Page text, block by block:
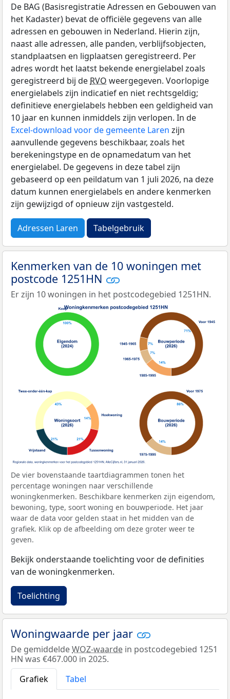
De BAG (Basisregistratie Adressen en Gebouwen van
het Kadaster) bevat de officiële gegevens van alle
adressen en gebouwen in Nederland. Hierin zijn,
naast alle adressen, alle panden, verblijfsobjecten,
standplaatsen en ligplaatsen geregistreerd. Per
adres wordt het laatst bekende energielabel zoals
geregistreerd bij de RVO weergegeven. Voorlopige
energielabels zijn indicatief en niet rechtsgeldig;
definitieve energielabels hebben een geldigheid van
10 jaar en kunnen inmiddels zijn verlopen. In de
Excel-download voor de gemeente Laren zijn
aanvullende gegevens beschikbaar, zoals het
berekeningstype en de opnamedatum van het
energielabel. De gegevens in deze tabel zijn
gebaseerd op een peildatum van 1 juli 2026, na deze
datum kunnen energielabels en andere kenmerken
zijn gewijzigd of opnieuw zijn vastgesteld.
Adressen Laren Tabelgebruik
Kenmerken van de 10 woningen met
postcode 1251HN
Er zijn 10 woningen in het postcodegebied 1251HN.
De vier bovenstaande taartdiagrammen tonen het
percentage woningen naar verschillende
woningkenmerken. Beschikbare kenmerken zijn eigendom,
bewoning, type, soort woning en bouwperiode. Het jaar
waar de data voor gelden staat in het midden van de
grafiek. Klik op de afbeelding om deze groter weer te
geven.
Bekijk onderstaande toelichting voor de definities
van de woningkenmerken.
Toelichting
Woningwaarde per jaar
De gemiddeldeWOZ-waarde in postcodegebied 1251
HN was €467.000 in 2025.
Grafiek
Tabel